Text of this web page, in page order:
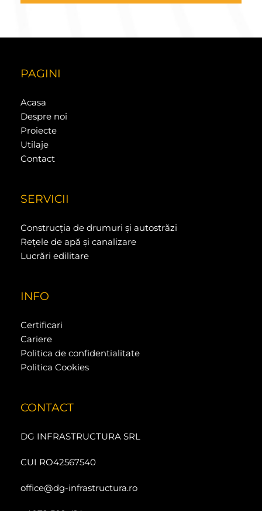
PAGINI
Acasa
Despre noi
Proiecte
Utilaje
Contact
SERVICII
Construcția de drumuri și autostrăzi
Rețele de apă și canalizare
Lucrări edilitare
INFO
Certificari
Cariere
Politica de confidentialitate
Politica Cookies
CONTACT
DG INFRASTRUCTURA SRL
CUI RO42567540
office@dg-infrastructura.ro